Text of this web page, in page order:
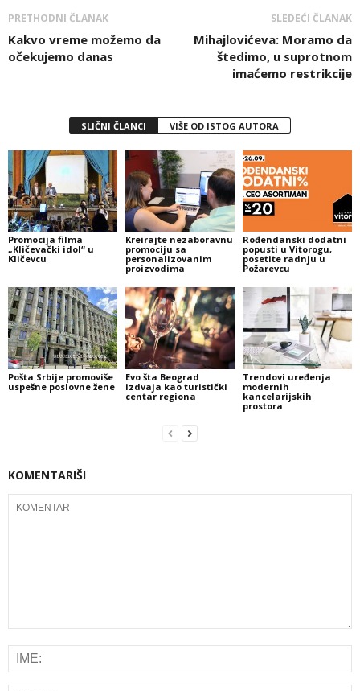
PRETHODNI ČLANAK
Kakvo vreme možemo da
očekujemo danas
SLEDEĆI ČLANAK
Mihajlovićeva: Moramo da
štedimo, u suprotnom
imaćemo restrikcije
SLIČNI ČLANCI VIŠE OD ISTOG AUTORA
Promocija filma
„Kličevački idol“ u
Kličevcu
Kreirajte nezaboravnu
promociju sa
personalizovanim
proizvodima
Rođendanski dodatni
popusti u Vitorogu,
posetite radnju u
Požarevcu
Pošta Srbije promoviše
uspešne poslovne žene
Evo šta Beograd
izdvaja kao turistički
centar regiona
Trendovi uređenja
modernih
kancelarijskih
prostora
KOMENTARIŠI